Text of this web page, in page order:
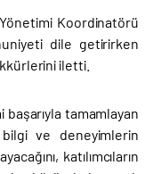
Koordinatörü
dile getirirken
iletti.
tamamlayan
bilgi ve deneyimlerin
katılımcıların